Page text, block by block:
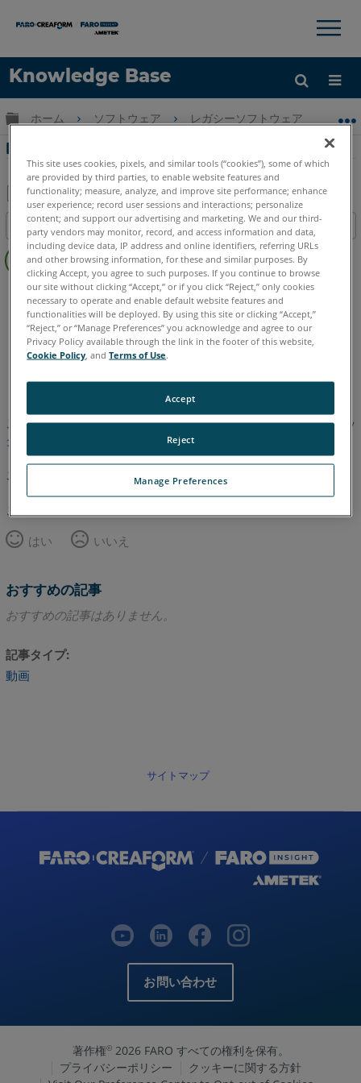
Knowledge Base
言語
×
グローバル階層を展開/折りたたむ
ホーム ソフトウェア レガシーソフトウェア レ
FARO Blitzのクラッシュシーン復元の概要
PDF
と
し
て
目次
ッ
FARO 360 Blitz
英語
この記事は翻訳されていません。英語版を見るにはここをクリッ
クしてください。
このページのトップへ
この記事は役に立ちましたか？
はい
いいえ
おすすめの記事
おすすめの記事はありません。
記事タイプ
動画
サイトマップ
お問い合わせ
著作権©2026 FARO すべての権利を保有。
プライバシーポリシー
クッキーに関する方針
This site uses cookies, pixels, and similar tools (“cookies”), some of which
are provided by third parties, to enable website features and
functionality; measure, analyze, and improve site performance; enhance
user experience; record user sessions and interactions; personalize
content; and support our advertising and marketing. We and our third-
party vendors may monitor, record, and access information and data,
including device data, IP address and online identifiers, referring URLs
and other browsing information, for these and similar purposes. By
clicking Accept, you agree to such purposes. If you continue to browse
our site without clicking “Accept,” or if you click “Reject,” only cookies
necessary to operate and enable default website features and
functionalities will be deployed. By using this site or clicking “Accept,”
“Reject,” or “Manage Preferences” you acknowledge and agree to our
Privacy Policy available through the link in the footer of this website,
Cookie Policy , andTerms of Use.
Manage Preferences
Reject
Accept